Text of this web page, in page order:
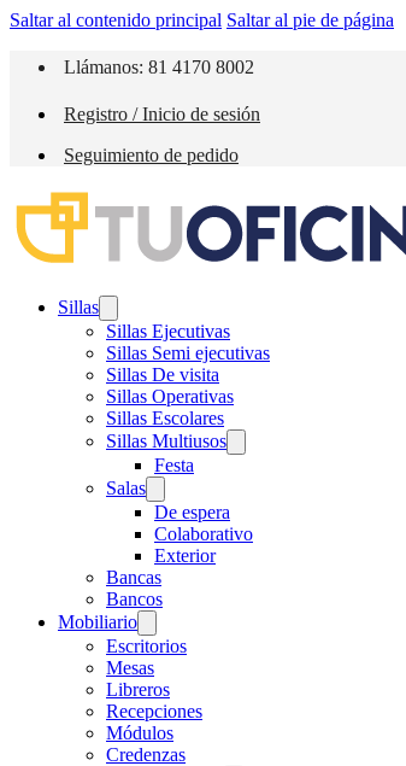
Saltar al contenido principal Saltar al pie de página
Llámanos: 81 4170 8002
Registro / Inicio de sesión
Seguimiento de pedido
Sillas
Sillas Ejecutivas
Sillas Semi ejecutivas
Sillas De visita
Sillas Operativas
Sillas Escolares
Sillas Multiusos
Festa
Salas
De espera
Colaborativo
Exterior
Bancas
Bancos
Mobiliario
Escritorios
Mesas
Libreros
Recepciones
Módulos
Credenzas